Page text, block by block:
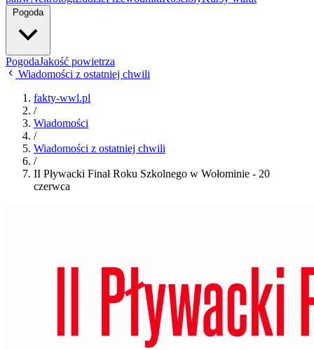
Pogoda
PogodaJakość powietrza
Wiadomości z ostatniej chwili
fakty-wwl.pl
/
Wiadomości
/
Wiadomości z ostatniej chwili
/
II Pływacki Finał Roku Szkolnego w Wołominie - 20
czerwca